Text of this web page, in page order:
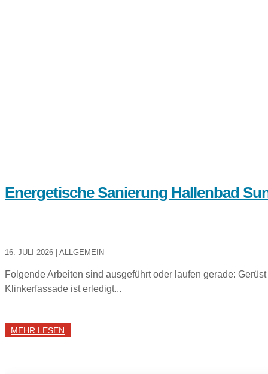
Energetische Sanierung Hallenbad
16. JULI 2026 ALLGEMEIN
Folgende Arbeiten sind ausgeführt oder laufen gerade:
Klinkerfassade ist erledigt...
MEHR LESEN